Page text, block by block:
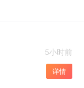
5小时前
详情